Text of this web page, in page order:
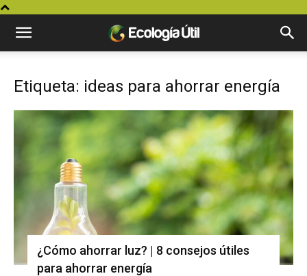
Etiqueta: ideas para ahorrar energía
¿Cómo ahorrar luz? | 8 consejos útiles
para ahorrar energía